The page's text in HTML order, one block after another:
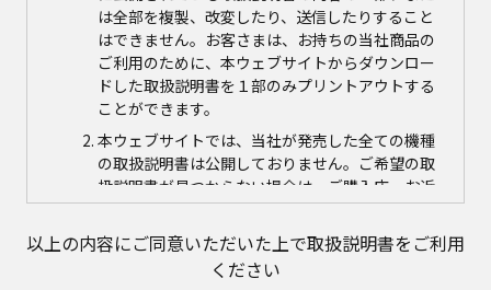
は全部を複製、改変したり、送信したりすること
はできません。お客さまは、お持ちの当社商品の
ご利用のために、本ウェブサイトからダウンロー
ドした取扱説明書を１部のみプリントアウトする
ことができます。
本ウェブサイトでは、当社が発売した全ての機種
の取扱説明書は公開しておりません。ご希望の取
扱説明書が見つからない場合は、ご購入店、お近
くの当社商品の取扱店、または当社サービス会社
に直接お問い合わせの上、ご購入いただきますよ
うお願いいたします。ただし、商品自体の生産中
止などの理由により、当該商品につき取扱説明書
以上の内容にご同意いただいた上で取扱説明書をご利用
ください